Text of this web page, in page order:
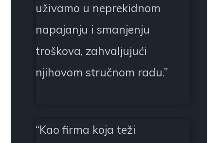
uživamo u neprekidnom
napajanju i smanjenju
troškova, zahvaljujući
njihovom stručnom radu.”
“Kao firma koja teži